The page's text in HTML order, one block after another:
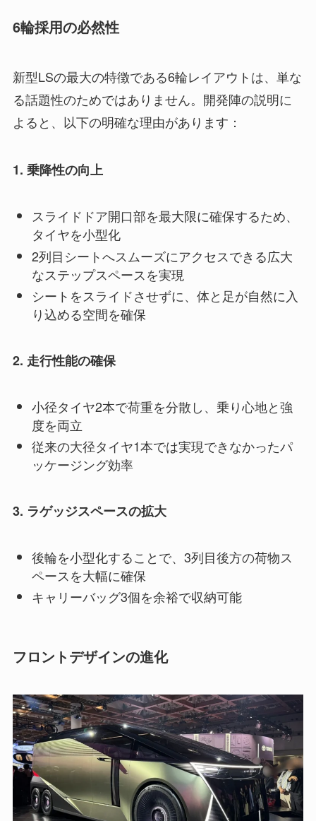
6輪採用の必然性
新型LSの最大の特徴である6輪レイアウトは、単な
る話題性のためではありません。開発陣の説明に
よると、以下の明確な理由があります：
1. 乗降性の向上
スライドドア開口部を最大限に確保するため、
タイヤを小型化
2列目シートへスムーズにアクセスできる広大
なステップスペースを実現
シートをスライドさせずに、体と足が自然に入
り込める空間を確保
2. 走行性能の確保
小径タイヤ2本で荷重を分散し、乗り心地と強
度を両立
従来の大径タイヤ1本では実現できなかったパ
ッケージング効率
3. ラゲッジスペースの拡大
後輪を小型化することで、3列目後方の荷物ス
ペースを大幅に確保
キャリーバッグ3個を余裕で収納可能
フロントデザインの進化